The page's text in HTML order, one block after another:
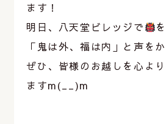
ます！
明日、八天堂ビレッジで
「鬼は外、福は内」と声を
ぜひ、皆様のお越しを心よ
ますm(__)m